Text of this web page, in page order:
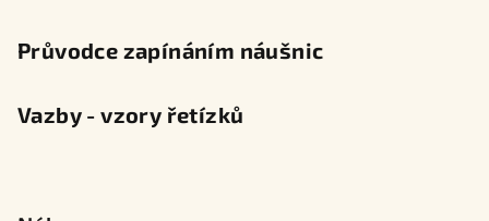
Průvodce zapínáním náušnic
Vazby - vzory řetízků